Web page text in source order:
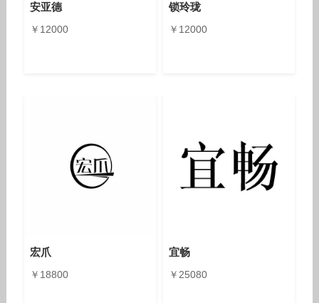
安亚德
￥12000
锁玲珑
￥12000
宏爪
￥18800
宜畅
￥25080